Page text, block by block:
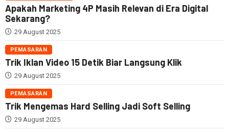
Apakah Marketing 4P Masih Relevan di Era Digital
Sekarang?
29 August 2025
PEMASARAN
Trik Iklan Video 15 Detik Biar Langsung Klik
29 August 2025
PEMASARAN
Trik Mengemas Hard Selling Jadi Soft Selling
29 August 2025